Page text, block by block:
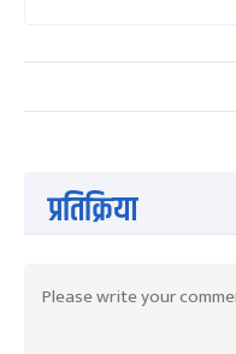
प्रतिक्रिया